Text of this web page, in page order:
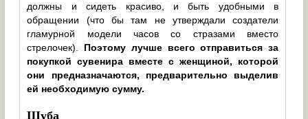
должны и сидеть красиво, и быть удобными в
обращении (что бы там не утверждали создатели
гламурной модели часов со стразами вместо
стрелочек). Поэтому лучше всего отправиться за
покупкой сувенира вместе с женщиной, которой
они предназначаются, предварительно выделив
ей необходимую сумму.
Шуба